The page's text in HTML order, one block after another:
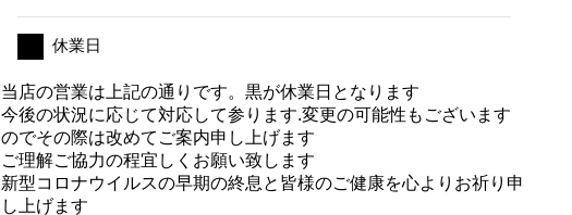
休業日
当店の営業は上記の通りです。黒が休業日となります
今後の状況に応じて対応して参ります.変更の可能性もございます
のでその際は改めてご案内申し上げます
ご理解ご協力の程宜しくお願い致します
新型コロナウイルスの早期の終息と皆様のご健康を心よりお祈り申
し上げます